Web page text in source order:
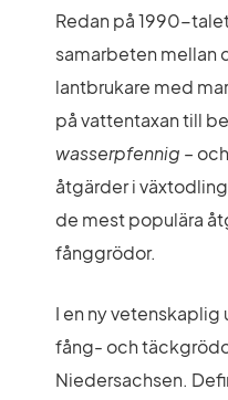
Redan på 1990-
samarbeten mellan
lantbrukare med
wasserpfennig –
åtgärder i
de mest populära
fånggrödor.
I en ny
fång- och
Niedersachsen.